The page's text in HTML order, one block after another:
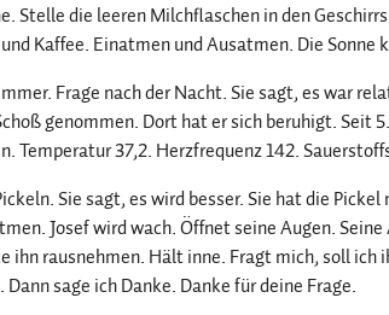
Stelle die leeren Milchflaschen in den
Kaffee. Einatmen und Ausatmen. Die
Frage nach der Nacht. Sie sagt, es war
genommen. Dort hat er sich beruhigt.
Temperatur 37,2. Herzfrequenz 142.
Sie sagt, es wird besser. Sie hat die
Josef wird wach. Öffnet seine Augen.
ihn rausnehmen. Hält inne. Fragt mich, soll ich
sage ich Danke. Danke für deine Frage.